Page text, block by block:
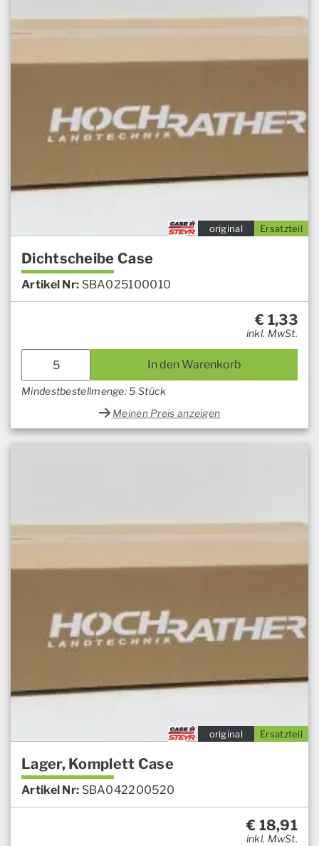
Ersatzteil
original
Dichtscheibe Case
Artikel Nr: SBA025100010
€ 1,33
inkl. MwSt.
In den Warenkorb
Mindestbestellmenge: 5 Stück
Meinen Preis anzeigen
Ersatzteil
original
Lager, Komplett Case
Artikel Nr: SBA042200520
€ 18,91
inkl. MwSt.